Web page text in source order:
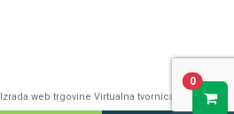
Izrada web trgovine Virtualna tvornica
0